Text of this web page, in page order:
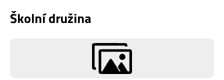
Školní družina